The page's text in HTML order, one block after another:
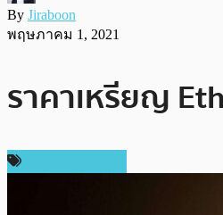
By Jiraboon
พฤษภาคม 1, 2021
ราคาเหรียญ